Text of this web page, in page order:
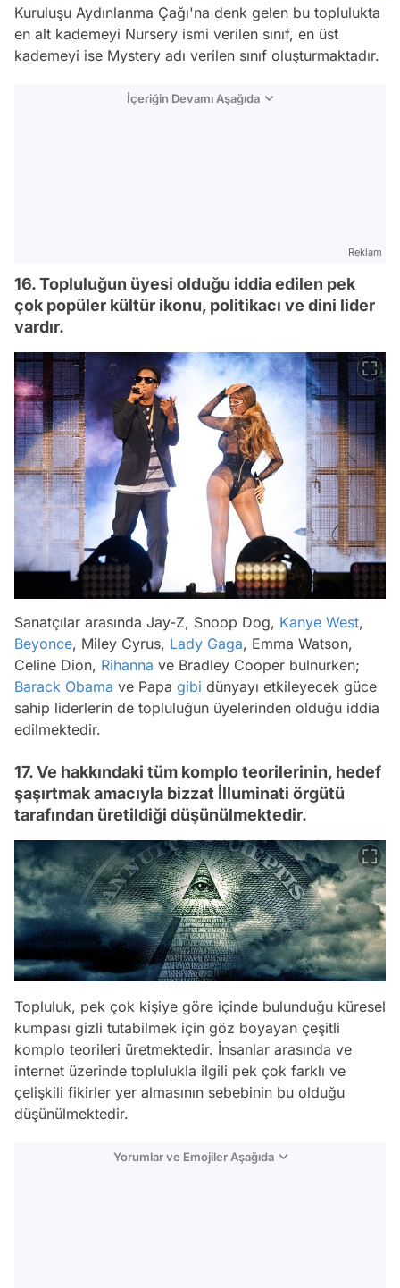
Kuruluşu Aydınlanma Çağı'na denk gelen bu toplulukta
en alt kademeyi Nursery ismi verilen sınıf, en üst
kademeyi ise Mystery adı verilen sınıf oluşturmaktadır.
İçeriğin Devamı Aşağıda
Reklam
16. Topluluğun üyesi olduğu iddia edilen pek
çok popüler kültür ikonu, politikacı ve dini lider
vardır.
Sanatçılar arasında Jay-Z, Snoop Dog, Kanye West,
Beyonce, Miley Cyrus, Lady Gaga, Emma Watson,
Celine Dion, Rihanna ve Bradley Cooper bulnurken;
Barack Obama ve Papa gibi dünyayı etkileyecek güce
sahip liderlerin de topluluğun üyelerinden olduğu iddia
edilmektedir.
17. Ve hakkındaki tüm komplo teorilerinin, hedef
şaşırtmak amacıyla bizzat İlluminati örgütü
tarafından üretildiği düşünülmektedir.
Topluluk, pek çok kişiye göre içinde bulunduğu küresel
kumpası gizli tutabilmek için göz boyayan çeşitli
komplo teorileri üretmektedir. İnsanlar arasında ve
internet üzerinde toplulukla ilgili pek çok farklı ve
çelişkili fikirler yer almasının sebebinin bu olduğu
düşünülmektedir.
Yorumlar ve Emojiler Aşağıda